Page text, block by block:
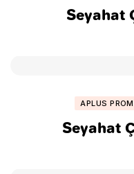
Seyahat
APLUS
Seyahat